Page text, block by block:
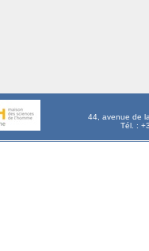
44, avenue de
Tél. :